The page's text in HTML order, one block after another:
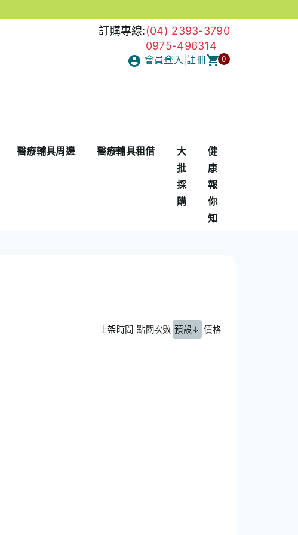
訂購專線:(04) 2393-3790
0975-496314
會員登入 |註冊 0
醫療輔具周邊 醫療輔具租借
大
批
採
購
健
康
報
你
知
上架時間 點閱次數 預設↓ 價格